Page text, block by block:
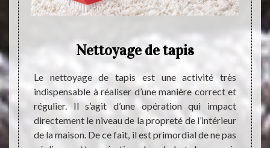
de
une
tout
Nettoyage de tapis
Le nettoyage de tapis est une activité très
indispensable à réaliser d’une manière correct et
régulier. Il s’agit d’une opération qui impact
directement le niveau de la propreté de l’intérieur
de la maison. De ce fait, il est primordial de ne pas
Pour
de
sur
Cela